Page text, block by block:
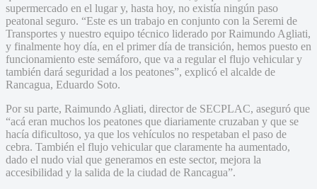
supermercado en el lugar y, hasta hoy, no existía ningún paso
peatonal seguro. “Este es un trabajo en conjunto con la Seremi de
Transportes y nuestro equipo técnico liderado por Raimundo Agliati,
y finalmente hoy día, en el primer día de transición, hemos puesto en
funcionamiento este semáforo, que va a regular el flujo vehicular y
también dará seguridad a los peatones”, explicó el alcalde de
Rancagua, Eduardo Soto.
Por su parte, Raimundo Agliati, director de SECPLAC, aseguró que
“acá eran muchos los peatones que diariamente cruzaban y que se
hacía dificultoso, ya que los vehículos no respetaban el paso de
cebra. También el flujo vehicular que claramente ha aumentado,
dado el nudo vial que generamos en este sector, mejora la
accesibilidad y la salida de la ciudad de Rancagua”.